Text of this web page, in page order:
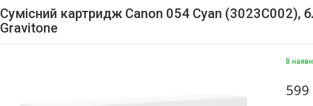
Сумісний картридж Canon 054 Cyan (3023C002),
Gravitone
В
599